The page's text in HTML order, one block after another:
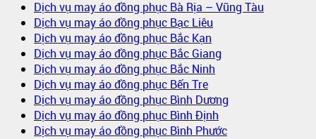
Dịch vụ may áo đồng phục Bà Rịa – Vũng Tàu
Dịch vụ may áo đồng phục Bạc Liêu
Dịch vụ may áo đồng phục Bắc Kạn
Dịch vụ may áo đồng phục Bắc Giang
Dịch vụ may áo đồng phục Bắc Ninh
Dịch vụ may áo đồng phục Bến Tre
Dịch vụ may áo đồng phục Bình Dương
Dịch vụ may áo đồng phục Bình Định
Dịch vụ may áo đồng phục Bình Phước